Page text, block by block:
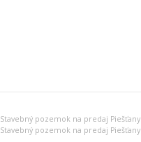
Stavebný pozemok na predaj Piešťany
Stavebný pozemok na predaj Piešťany